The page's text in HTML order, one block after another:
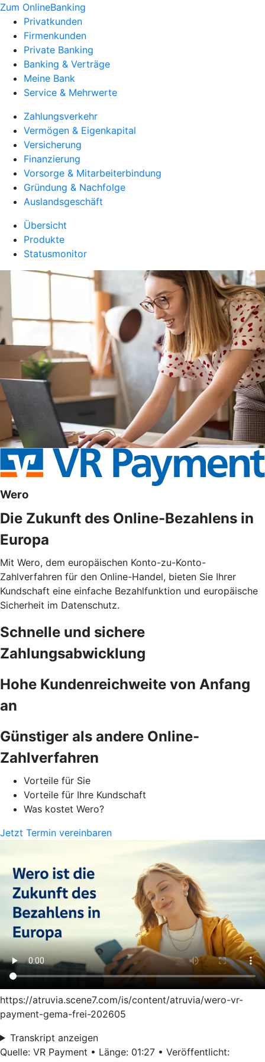
Zum OnlineBanking
Privatkunden
Firmenkunden
Private Banking
Banking & Verträge
Meine Bank
Service & Mehrwerte
Zahlungsverkehr
Vermögen & Eigenkapital
Versicherung
Finanzierung
Vorsorge & Mitarbeiterbindung
Gründung & Nachfolge
Auslandsgeschäft
Übersicht
Produkte
Statusmonitor
Wero
Die Zukunft des Online-Bezahlens in
Europa
Mit Wero, dem europäischen Konto-zu-Konto-
Zahlverfahren für den Online-Handel, bieten Sie Ihrer
Kundschaft eine einfache Bezahlfunktion und europäische
Sicherheit im Datenschutz.
Schnelle und sichere
Zahlungsabwicklung
Hohe Kundenreichweite von Anfang
an
Günstiger als andere Online-
Zahlverfahren
Vorteile für Sie
Vorteile für Ihre Kundschaft
Was kostet Wero?
Jetzt Termin vereinbaren
https://atruvia.scene7.com/is/content/atruvia/wero-vr-
payment-gema-frei-202605
Transkript anzeigen
Quelle: VR Payment • Länge: 01:27 • Veröffentlicht: